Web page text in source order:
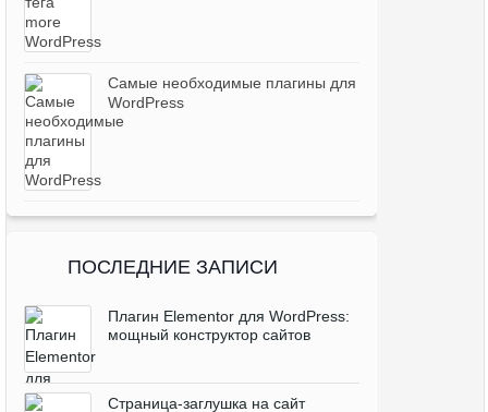
Самые необходимые плагины для
WordPress
ПОСЛЕДНИЕ ЗАПИСИ
Плагин Elementor для WordPress:
мощный конструктор сайтов
Cтраница-заглушка на сайт